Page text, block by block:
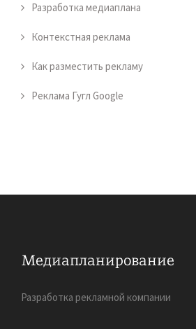
Разработка медиаплана
Контекстная реклама
Как разместить рекламу
Реклама Гугл Google
Разработка рекламной компании